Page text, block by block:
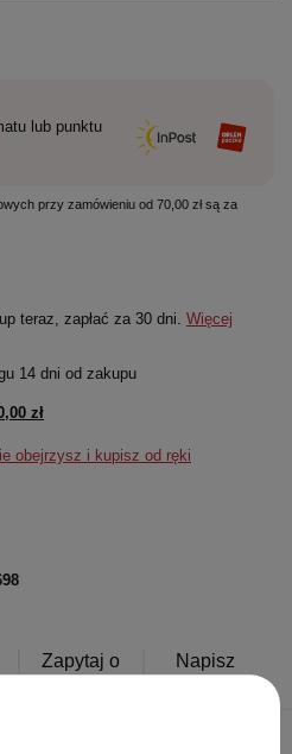
lub punktu
przy zamówieniu od 70,00 zł są za
teraz, zapłać za 30 dni. Więcej
14 dni od zakupu
zł
obejrzysz i kupisz od ręki
Zapytaj o
Napisz